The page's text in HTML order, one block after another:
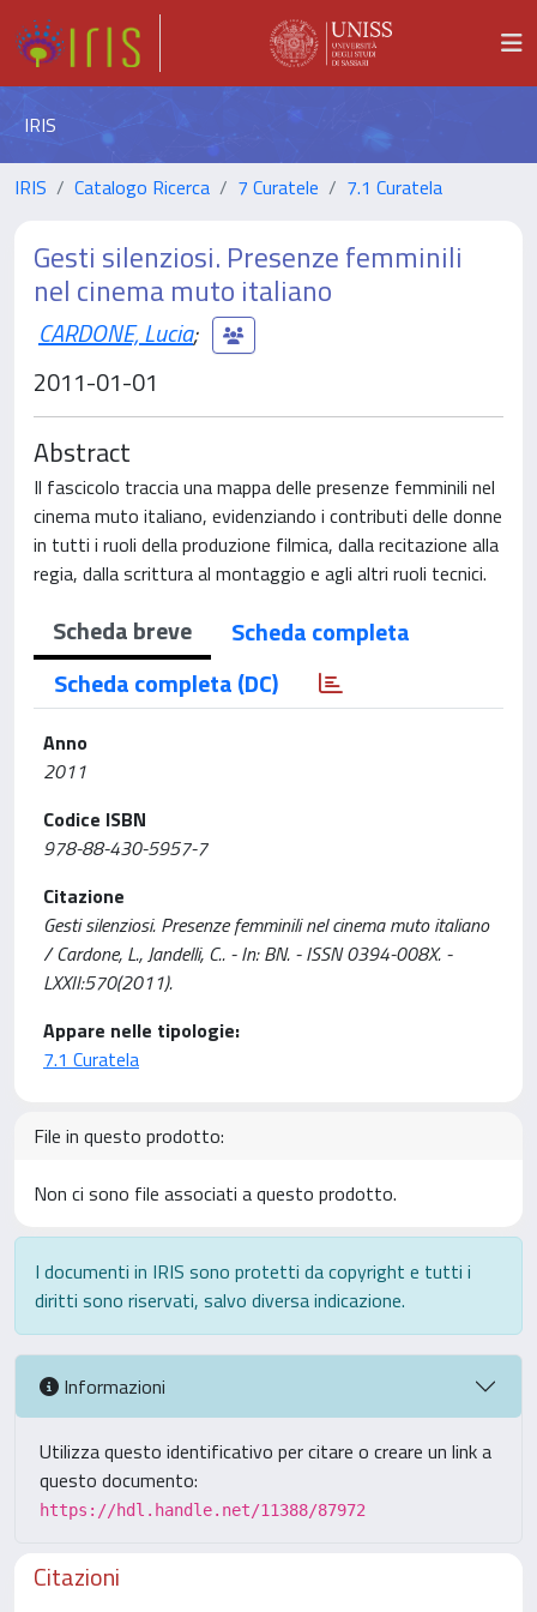
IRIS
IRIS Catalogo Ricerca 7 Curatele 7.1 Curatela
Gesti silenziosi. Presenze femminili
nel cinema muto italiano
CARDONE, Lucia;
2011-01-01
Abstract
Il fascicolo traccia una mappa delle presenze femminili nel
cinema muto italiano, evidenziando i contributi delle donne
in tutti i ruoli della produzione filmica, dalla recitazione alla
regia, dalla scrittura al montaggio e agli altri ruoli tecnici.
Scheda breve
Scheda completa
Scheda completa (DC)
Anno
2011
Codice ISBN
978-88-430-5957-7
Citazione
Gesti silenziosi. Presenze femminili nel cinema muto italiano
/ Cardone, L., Jandelli, C.. - In: BN. - ISSN 0394-008X. -
LXXII:570(2011).
Appare nelle tipologie:
7.1 Curatela
File in questo prodotto:
Non ci sono file associati a questo prodotto.
I documenti in IRIS sono protetti da copyright e tutti i
diritti sono riservati, salvo diversa indicazione.
Informazioni
Utilizza questo identificativo per citare o creare un link a
questo documento:
https://hdl.handle.net/11388/87972
Citazioni